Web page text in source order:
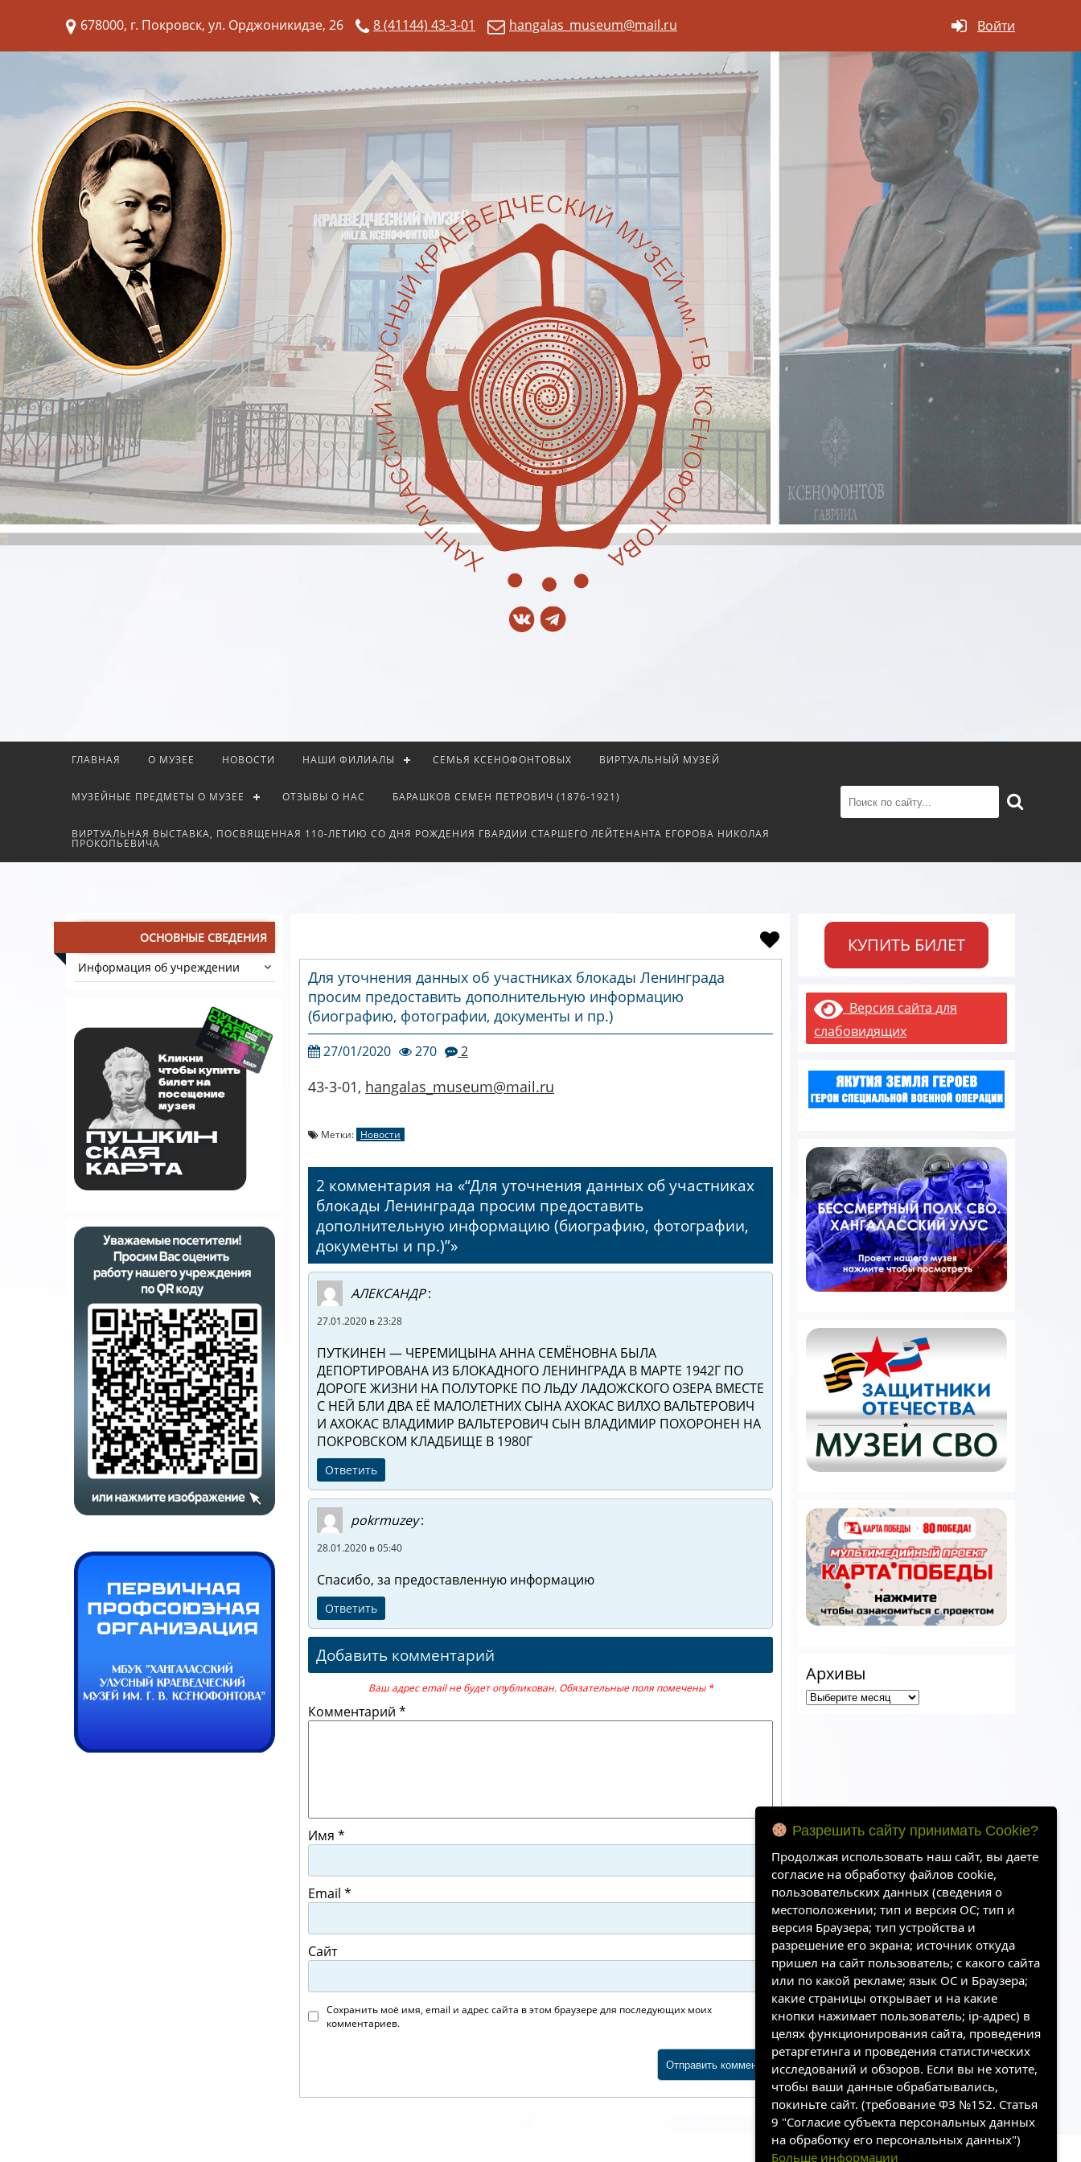
678000, г. Покровск, ул. Орджоникидзе, 26 8 (41144) 43-3-01 hangalas_museum@mail.ru Войти
ГЛАВНАЯ О МУЗЕЕ НОВОСТИ НАШИ ФИЛИАЛЫ СЕМЬЯ КСЕНОФОНТОВЫХ ВИРТУАЛЬНЫЙ МУЗЕЙ
МУЗЕЙНЫЕ ПРЕДМЕТЫ О МУЗЕЕ ОТЗЫВЫ О НАС БАРАШКОВ СЕМЕН ПЕТРОВИЧ (1876-1921)
ВИРТУАЛЬНАЯ ВЫСТАВКА, ПОСВЯЩЕННАЯ 110-ЛЕТИЮ СО ДНЯ РОЖДЕНИЯ ГВАРДИИ СТАРШЕГО ЛЕЙТЕНАНТА ЕГОРОВА НИКОЛАЯ
ПРОКОПЬЕВИЧА
ОСНОВНЫЕ СВЕДЕНИЯ
Информация об учреждении
Для уточнения данных об участниках блокады Ленинграда
просим предоставить дополнительную информацию
(биографию, фотографии, документы и пр.)
27/01/2020 270 2
43-3-01, hangalas_museum@mail.ru
Метки: Новости
2 комментария на «“Для уточнения данных об участниках
блокады Ленинграда просим предоставить
дополнительную информацию (биографию, фотографии,
документы и пр.)”»
АЛЕКСАНДР:
27.01.2020 в 23:28
ПУТКИНЕН — ЧЕРЕМИЦЫНА АННА СЕМЁНОВНА БЫЛА
ДЕПОРТИРОВАНА ИЗ БЛОКАДНОГО ЛЕНИНГРАДА В МАРТЕ 1942Г ПО
ДОРОГЕ ЖИЗНИ НА ПОЛУТОРКЕ ПО ЛЬДУ ЛАДОЖСКОГО ОЗЕРА ВМЕСТЕ
С НЕЙ БЛИ ДВА ЕЁ МАЛОЛЕТНИХ СЫНА АХОКАС ВИЛХО ВАЛЬТЕРОВИЧ
И АХОКАС ВЛАДИМИР ВАЛЬТЕРОВИЧ СЫН ВЛАДИМИР ПОХОРОНЕН НА
ПОКРОВСКОМ КЛАДБИЩЕ В 1980Г
Ответить
pokrmuzey:
28.01.2020 в 05:40
Спасибо, за предоставленную информацию
Ответить
Добавить комментарий
Ваш адрес email не будет опубликован. Обязательные поля помечены *
Комментарий *
Имя *
Email *
Сайт
Сохранить моё имя, email и адрес сайта в этом браузере для последующих моих
комментариев.
КУПИТЬ БИЛЕТ
Версия сайта для
слабовидящих
Архивы
Разрешить сайту принимать Cookie?
Продолжая использовать наш сайт, вы даете
согласие на обработку файлов cookie,
пользовательских данных (сведения о
местоположении; тип и версия ОС; тип и
версия Браузера; тип устройства и
разрешение его экрана; источник откуда
пришел на сайт пользователь; с какого сайта
или по какой рекламе; язык ОС и Браузера;
какие страницы открывает и на какие
кнопки нажимает пользователь; ip-адрес) в
целях функционирования сайта, проведения
ретаргетинга и проведения статистических
исследований и обзоров. Если вы не хотите,
чтобы ваши данные обрабатывались,
покиньте сайт. (требование ФЗ №152. Статья
9 "Согласие субъекта персональных данных
на обработку его персональных данных")
Больше информации